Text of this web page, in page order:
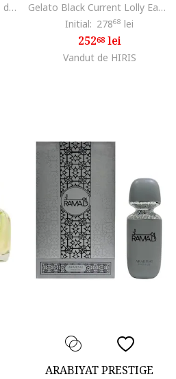
Gelato Raspberry Ripple Eau de Parfum femei 100 ml
Gelato Black Current Lolly Eau de Parfum femei 100 ml
Initial: 27868 lei
25268lei
Vandut de HIRIS
ARABIYAT PRESTIGE